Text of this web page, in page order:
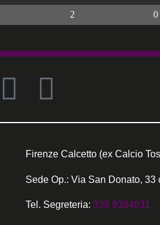
2 0
Firenze Calcetto (ex Calcio
Sede Op.: Via San Donato,
Tel. Segreteria: 338 9384831